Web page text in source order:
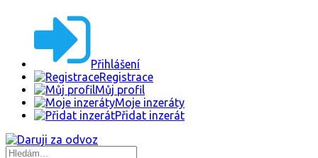
Přihlášení
Registrace
Můj profil
Moje inzeráty
Přidat inzerát